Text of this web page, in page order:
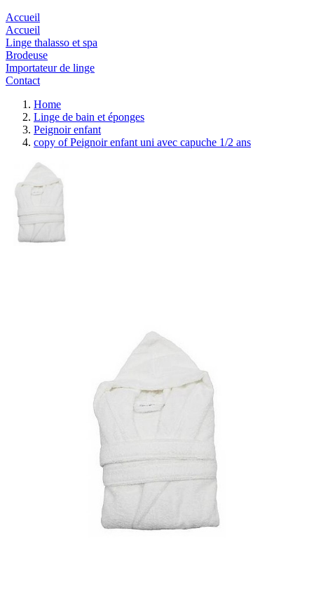
Accueil
Accueil
Linge thalasso et spa
Brodeuse
Importateur de linge
Contact
Home
Linge de bain et éponges
Peignoir enfant
copy of Peignoir enfant uni avec capuche 1/2 ans